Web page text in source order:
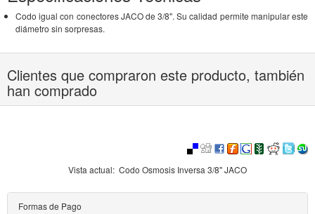
Codo igual con conectores JACO de 3/8". Su calidad permite manipular este
diámetro sin sorpresas.
Clientes que compraron este producto, también
han comprado
Vista actual: Codo Osmosis Inversa 3/8" JACO
Formas de Pago